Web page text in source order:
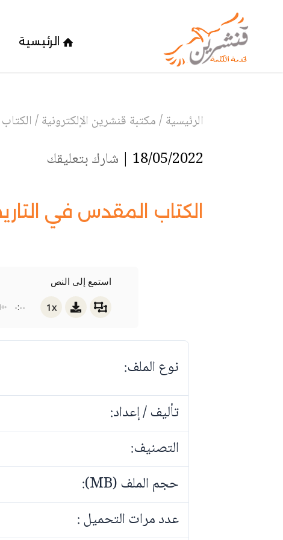
الرئيسية
الرئيسية/مكتبة قنشرين الإلكترونية/
18/05/2022 | شارك بتعليقك
الكتاب المقدس في
استمع إلى النص
-:-- 1x
نوع الملف:
تأليف / إعداد:
التصنيف:
حجم الملف (MB):
عدد مرات التحميل :